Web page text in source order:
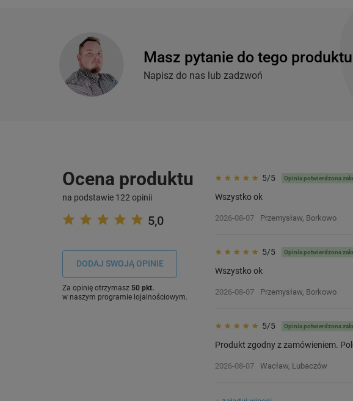
Masz pytanie do tego
Napisz do nas lub zadzwoń
Ocena produktu
na podstawie 122 opinii
5,0
DODAJ SWOJĄ OPINIE
Za opinię otrzymasz 50 pkt.
w naszym programie lojalnościowym.
5/5 Opinia potwierdzona
Wszystko ok
2026-08-07 Przemysław, Borkowo
5/5 Opinia potwierdzona
Wszystko ok
2026-08-07 Przemysław, Borkowo
5/5 Opinia potwierdzona
Produkt zgodny z zamówieniem.
2026-08-07 Wacław, Lubaczów